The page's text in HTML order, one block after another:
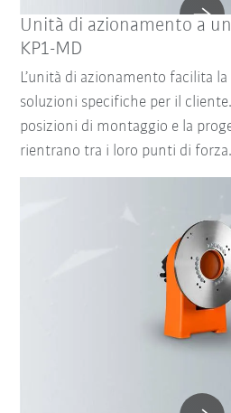
Unità di azionamento a
KP1-MD
L’unità di azionamento facilita
soluzioni specifiche per il
posizioni di montaggio e la
rientrano tra i loro punti di forza.